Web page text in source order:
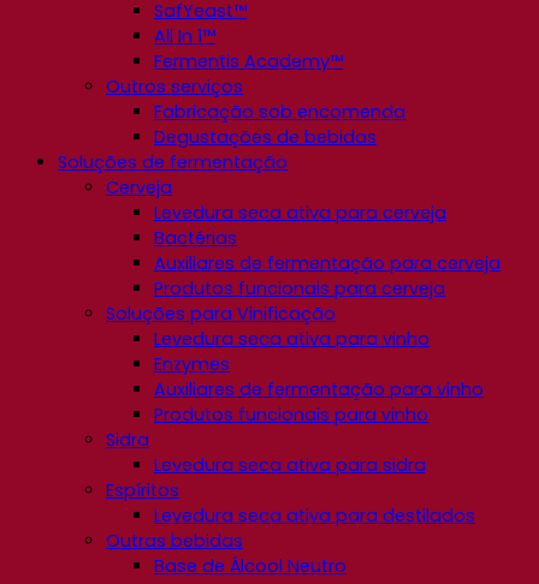
SafYeast™
All In 1™
Fermentis Academy™
Outros serviços
Fabricação sob encomenda
Degustações de bebidas
Soluções de fermentação
Cerveja
Levedura seca ativa para cerveja
Bactérias
Auxiliares de fermentação para cerveja
Produtos funcionais para cerveja
Soluções para Vinificação
Levedura seca ativa para vinho
Enzymes
Auxiliares de fermentação para vinho
Produtos funcionais para vinho
Sidra
Levedura seca ativa para sidra
Espíritos
Levedura seca ativa para destilados
Outras bebidas
Base de Álcool Neutro